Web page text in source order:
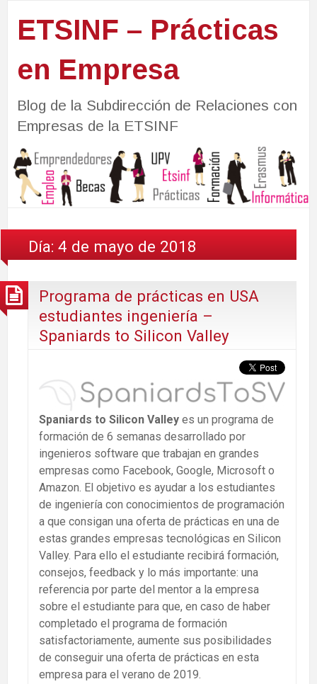
ETSINF – Prácticas
en Empresa
Blog de la Subdirección de Relaciones con
Empresas de la ETSINF
Día:4 de mayo de 2018
Programa de prácticas en USA
estudiantes ingeniería –
Spaniards to Silicon Valley
Spaniards to Silicon Valley es un programa de
formación de 6 semanas desarrollado por
ingenieros software que trabajan en grandes
empresas como Facebook, Google, Microsoft o
Amazon. El objetivo es ayudar a los estudiantes
de ingeniería con conocimientos de programación
a que consigan una oferta de prácticas en una de
estas grandes empresas tecnológicas en Silicon
Valley. Para ello el estudiante recibirá formación,
consejos, feedback y lo más importante: una
referencia por parte del mentor a la empresa
sobre el estudiante para que, en caso de haber
completado el programa de formación
satisfactoriamente, aumente sus posibilidades
de conseguir una oferta de prácticas en esta
empresa para el verano de 2019.